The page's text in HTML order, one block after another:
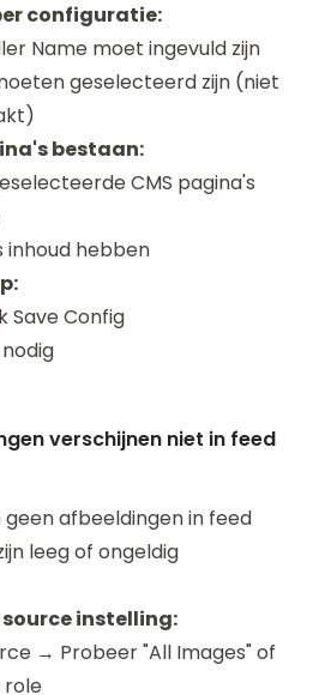
configuratie:
Name moet ingevuld zijn
geselecteerd zijn (niet
bestaan:
CMS pagina's
inhoud hebben
Save Config
verschijnen niet in feed
afbeeldingen in feed
leeg of ongeldig
instelling:
→ Probeer "All Images" of
role